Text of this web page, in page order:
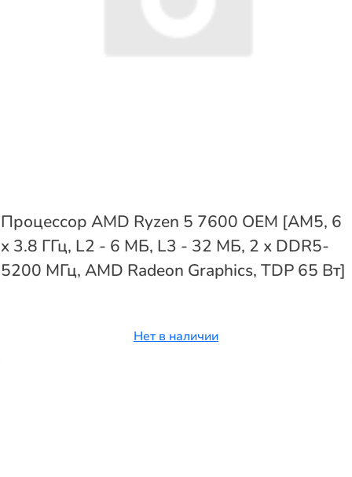
Процессор AMD Ryzen 5 7600 OEM [AM5, 6
x 3.8 ГГц, L2 - 6 МБ, L3 - 32 МБ, 2 х DDR5-
5200 МГц, AMD Radeon Graphics, TDP 65 Вт]
Нет в наличии